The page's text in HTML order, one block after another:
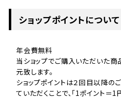
ショップポイントについて
年会費無料
当ショップでご購入いただいた
元致します。
ショップポイントは２回目以降の
ていただくことで、「1ポイント＝1